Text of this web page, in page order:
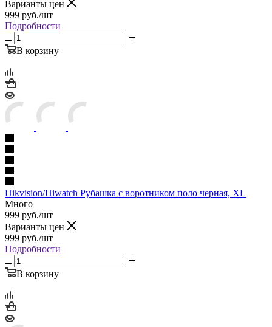
Варианты цен
999 руб./шт
Подробности
В корзину
Hikvision/Hiwatch Рубашка с воротником поло черная, XL
Много
999 руб./шт
Варианты цен
999 руб./шт
Подробности
В корзину